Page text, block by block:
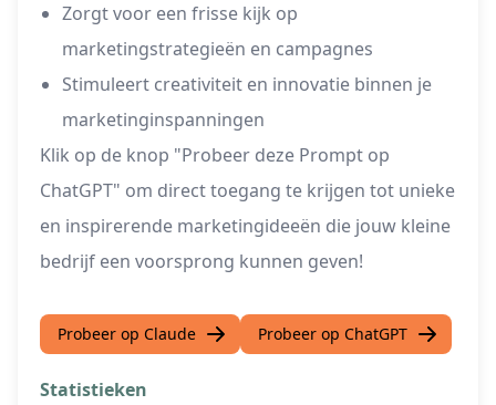
Zorgt voor een frisse kijk op
marketingstrategieën en campagnes
Stimuleert creativiteit en innovatie binnen je
marketinginspanningen
Klik op de knop "Probeer deze Prompt op
ChatGPT" om direct toegang te krijgen tot unieke
en inspirerende marketingideeën die jouw kleine
bedrijf een voorsprong kunnen geven!
Probeer op Claude Probeer op ChatGPT
Statistieken